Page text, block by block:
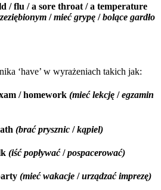
/ flu / a sore throat / a temperature
/mieć grypę /bolące gardło
‘have’ w wyrażeniach takich jak:
/ homework (mieć lekcję /egzamin
(brać prysznic /kąpiel)
(iść popływać/pospacerować)
(mieć wakacje /urządzać imprezę)